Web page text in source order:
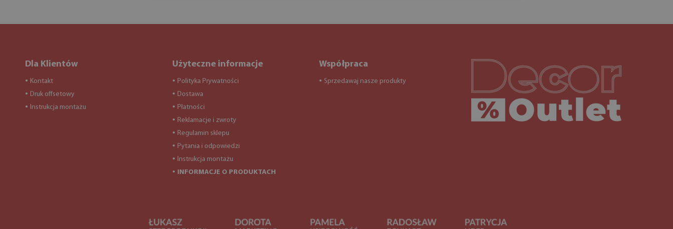
Dla Klientów
● Kontakt
● Druk offsetowy
● Instrukcja montażu
Użyteczne informacje
● Polityka Prywatności
● Dostawa
● Płatności
● Reklamacje i zwroty
● Regulamin sklepu
● Pytania i odpowiedzi
● Instrukcja montażu
● INFORMACJE O PRODUKTACH
Współpraca
● Sprzedawaj nasze produkty Decoroutlet-logo